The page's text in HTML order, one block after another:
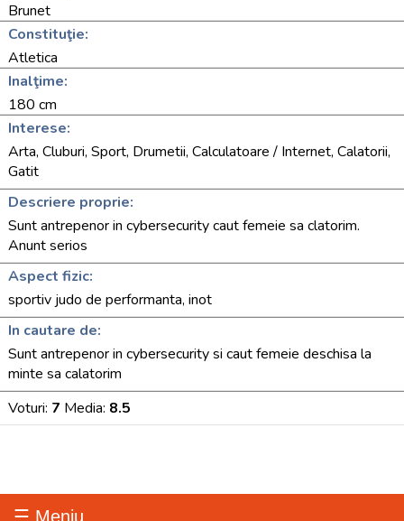
Brunet
Constituţie:
Atletica
Inalţime:
180 cm
Interese:
Arta, Cluburi, Sport, Drumetii, Calculatoare / Internet, Calatorii,
Gatit
Descriere proprie:
Sunt antrepenor in cybersecurity caut femeie sa clatorim.
Anunt serios
Aspect fizic:
sportiv judo de performanta, inot
In cautare de:
Sunt antrepenor in cybersecurity si caut femeie deschisa la
minte sa calatorim
Voturi: 7 Media: 8.5
☰ Meniu